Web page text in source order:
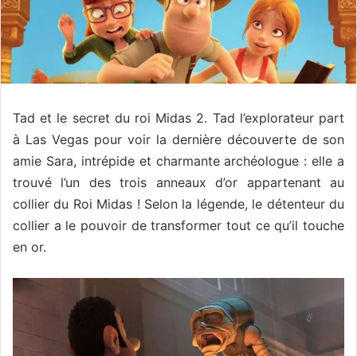
Tad et le secret du roi Midas 2. Tad l’explorateur part
à Las Vegas pour voir la dernière découverte de son
amie Sara, intrépide et charmante archéologue : elle a
trouvé l’un des trois anneaux d’or appartenant au
collier du Roi Midas ! Selon la légende, le détenteur du
collier a le pouvoir de transformer tout ce qu’il touche
en or.